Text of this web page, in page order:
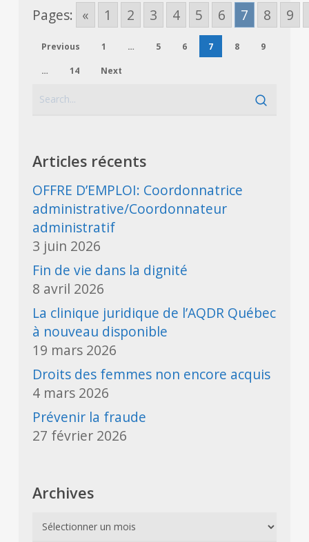
Pages: « 1 2 3 4 5 6 7 8 9
Previous 1 … 5 6 7 8 9
… 14 Next
Articles récents
OFFRE D’EMPLOI: Coordonnatrice
administrative/Coordonnateur
administratif
3 juin 2026
Fin de vie dans la dignité
8 avril 2026
La clinique juridique de l’AQDR Québec
à nouveau disponible
19 mars 2026
Droits des femmes non encore acquis
4 mars 2026
Prévenir la fraude
27 février 2026
Archives
Archives